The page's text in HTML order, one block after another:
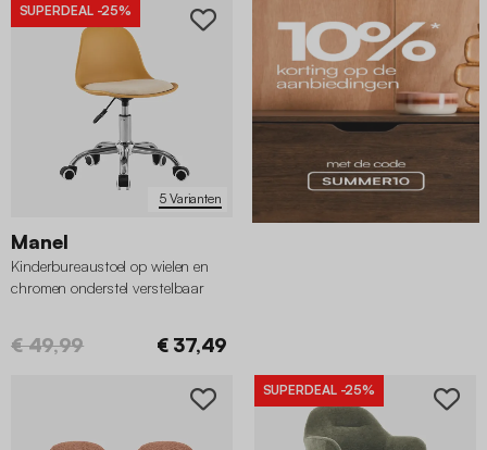
5 Varianten
SUPERDEAL -25%
Manel
Kinderbureaustoel op wielen en
chromen onderstel verstelbaar
€ 49,99 € 37,49
SUPERDEAL -25%